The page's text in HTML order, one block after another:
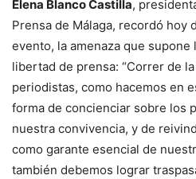
Elena Blanco Castilla,
Prensa de Málaga, recordó hoy
evento, la amenaza que
libertad de prensa: “Correr de
periodistas, como hacemos en
forma de concienciar sobre los
nuestra convivencia, y de
como garante esencial de
también debemos lograr